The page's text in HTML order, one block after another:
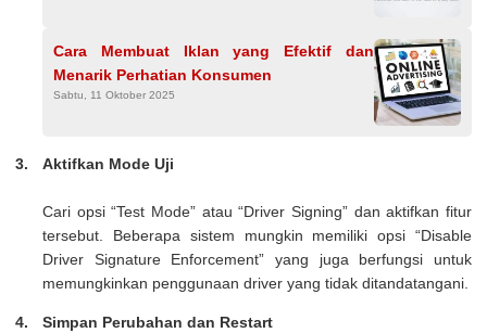
Cara Membuat Iklan yang Efektif dan
Menarik Perhatian Konsumen
Sabtu, 11 Oktober 2025
Aktifkan Mode Uji
Cari opsi “Test Mode” atau “Driver Signing” dan aktifkan fitur
tersebut. Beberapa sistem mungkin memiliki opsi “Disable
Driver Signature Enforcement” yang juga berfungsi untuk
memungkinkan penggunaan driver yang tidak ditandatangani.
Simpan Perubahan dan Restart